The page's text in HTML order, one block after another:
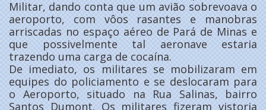
Militar, dando conta que um avião sobrevoava o
aeroporto, com vôos rasantes e manobras
arriscadas no espaço aéreo de Pará de Minas e
que possivelmente tal aeronave estaria
trazendo uma carga de cocaína.
De imediato, os militares se mobilizaram em
equipes do policiamento e se deslocaram para
o Aeroporto, situado na Rua Salinas, bairro
Santos Dumont. Os militares fizeram vistoria